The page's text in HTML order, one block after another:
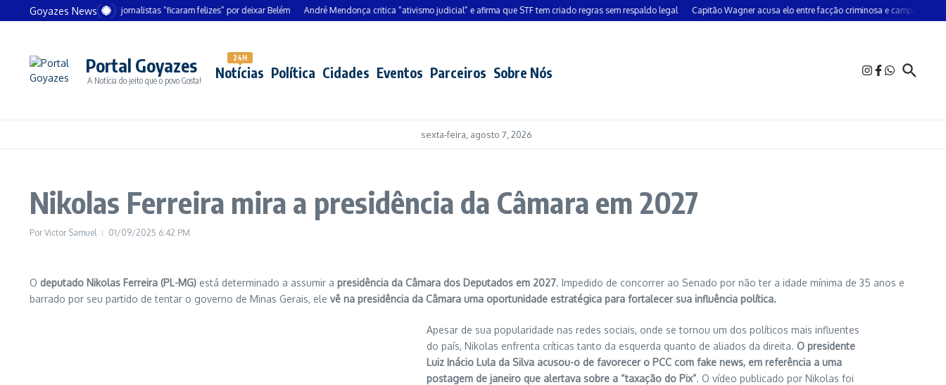
Ir para o conteúdo
Goyazes News
alemão diz que jornalistas “ficaram felizes” por deixar Belém André Mendonça critica “ativismo judicial” e afirma que STF tem criado regras sem respaldo legal Capitão Wagner acusa elo entre facção criminosa e campanha do PT
Portal Goyazes
A Notícia do jeito que o povo Gosta! Notícias
24H
Política Cidades Eventos Parceiros Sobre Nós
sexta-feira, agosto 7, 2026
Nikolas Ferreira mira a presidência da Câmara em 2027
PorVictor Samuel 01/09/2025 6:42 PM
O deputado Nikolas Ferreira (PL-MG) está determinado a assumir a presidência da Câmara dos Deputados em 2027. Impedido de concorrer ao Senado por não ter a idade mínima de 35 anos e
barrado por seu partido de tentar o governo de Minas Gerais, ele vê na presidência da Câmara uma oportunidade estratégica para fortalecer sua influência política.
Apesar de sua popularidade nas redes sociais, onde se tornou um dos políticos mais influentes
do país, Nikolas enfrenta críticas tanto da esquerda quanto de aliados da direita.O presidente
Luiz Inácio Lula da Silva acusou-o de favorecer o PCC com fake news, em referência a uma
postagem de janeiro que alertava sobre a “taxação do Pix”. O vídeo publicado por Nikolas foi